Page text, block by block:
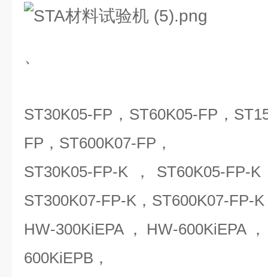
、
ST30K05-FP，ST60K05-FP，
FP，ST600K07-FP，
ST30K05-FP-K，ST60K05-FP-
ST300K07-FP-K，ST600K07-
HW-300KiEPA，HW-600KiEPA
600KiEPB，